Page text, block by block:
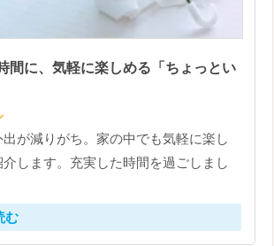
間に、気軽に楽しめる「ちょっとい
が減りがち。家の中でも気軽に楽し
します。充実した時間を過ごしまし
む